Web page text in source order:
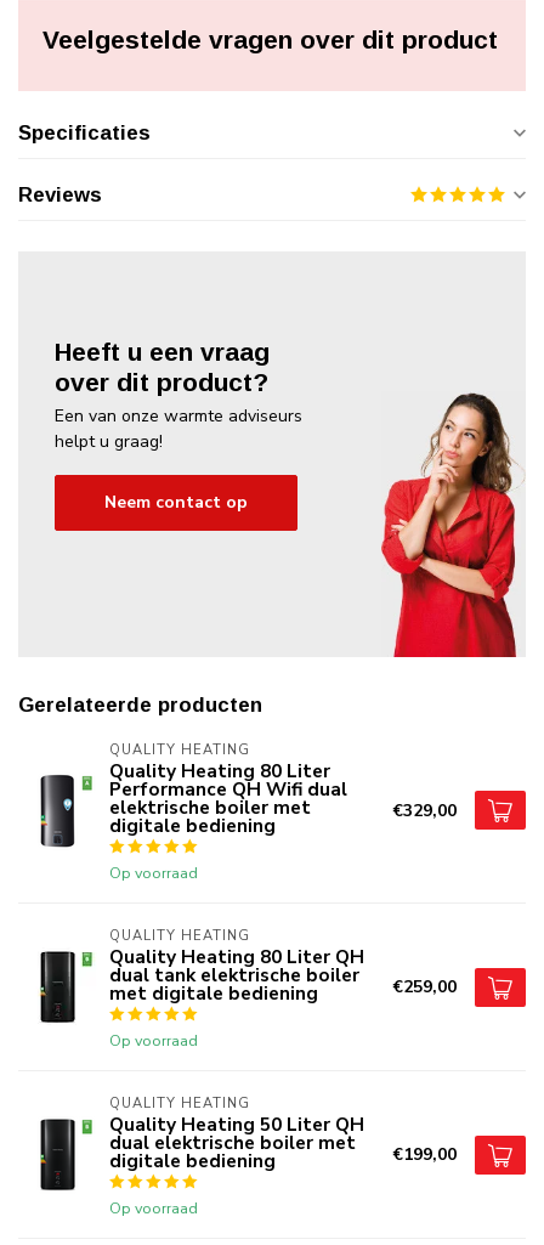
Veelgestelde vragen over dit product
Specificaties
Reviews
Heeft u een vraag
over dit product?
Een van onze warmte adviseurs
helpt u graag!
Neem contact op
Gerelateerde producten
QUALITY HEATING
Quality Heating 80 Liter
Performance QH Wifi dual
elektrische boiler met
digitale bediening
Op voorraad
€329,00
QUALITY HEATING
Quality Heating 80 Liter QH
dual tank elektrische boiler
met digitale bediening
Op voorraad
€259,00
QUALITY HEATING
Quality Heating 50 Liter QH
dual elektrische boiler met
digitale bediening
Op voorraad
€199,00